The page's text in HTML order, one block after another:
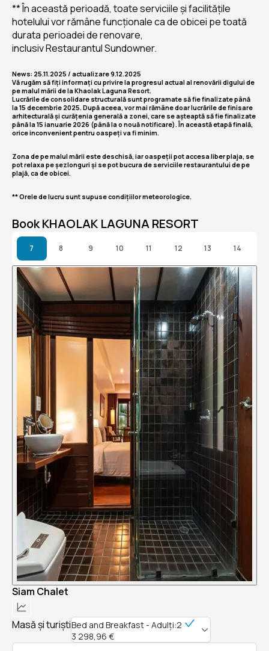
** În această perioadă, toate serviciile și facilitățile
hotelului vor rămâne funcționale ca de obicei pe toată
durata perioadei de renovare,
inclusiv Restaurantul Sundowner.
News: 25.11.2025 / actualizare 9.12.2025
Vă rugăm să fiți informați cu privire la progresul actual al renovării digului de
pe malul mării de la Khaolak Laguna Resort.
Lucrările de consolidare structurală sunt programate să fie finalizate până
la 15 decembrie 2025. După aceea, vor mai rămâne doar lucrările de finisare
arhitecturală și curățenia generală a zonei, care se așteaptă să fie finalizate
până la 15 ianuarie 2026 (până la o nouă notificare). În această etapă finală,
orice inconvenient pentru oaspeți va fi minim.
Zona de pe malul mării este deschisă, iar oaspeții pot accesa liber plaja, se
pot relaxa pe șezlonguri și se pot bucura de serviciile restaurantului de pe
plajă, ca de obicei.
** Orele de lucru sunt supuse condițiilor meteorologice.
Book KHAOLAK LAGUNA RESORT
7 8 9 10 11 12 13 14
Siam Chalet
Masă și turiștiBed and Breakfast - Adulți:2
3 298,96 €